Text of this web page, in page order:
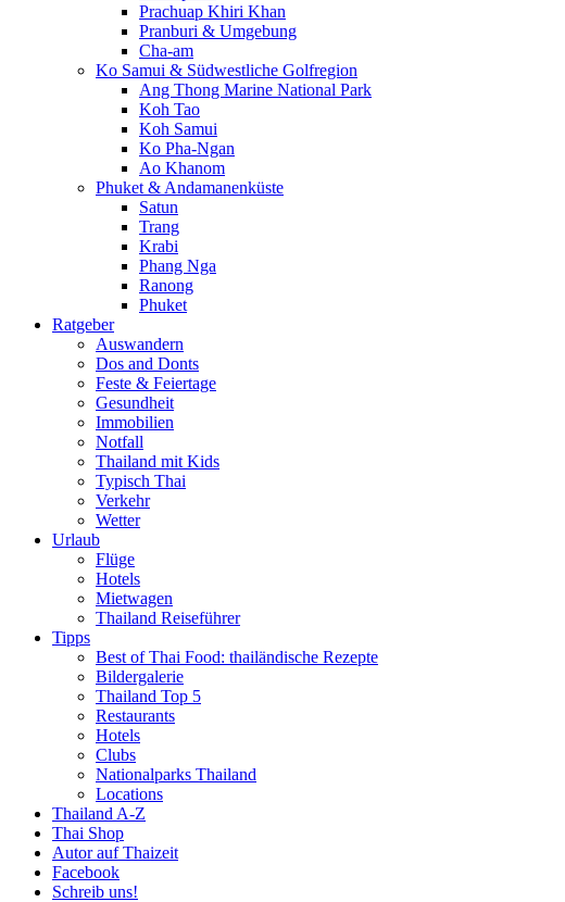
Prachuap Khiri Khan
Pranburi & Umgebung
Cha-am
Ko Samui & Südwestliche Golfregion
Ang Thong Marine National Park
Koh Tao
Koh Samui
Ko Pha-Ngan
Ao Khanom
Phuket & Andamanenküste
Satun
Trang
Krabi
Phang Nga
Ranong
Phuket
Ratgeber
Auswandern
Dos and Donts
Feste & Feiertage
Gesundheit
Immobilien
Notfall
Thailand mit Kids
Typisch Thai
Verkehr
Wetter
Urlaub
Flüge
Hotels
Mietwagen
Thailand Reiseführer
Tipps
Best of Thai Food: thailändische Rezepte
Bildergalerie
Thailand Top 5
Restaurants
Hotels
Clubs
Nationalparks Thailand
Locations
Thailand A-Z
Thai Shop
Autor auf Thaizeit
Facebook
Schreib uns!